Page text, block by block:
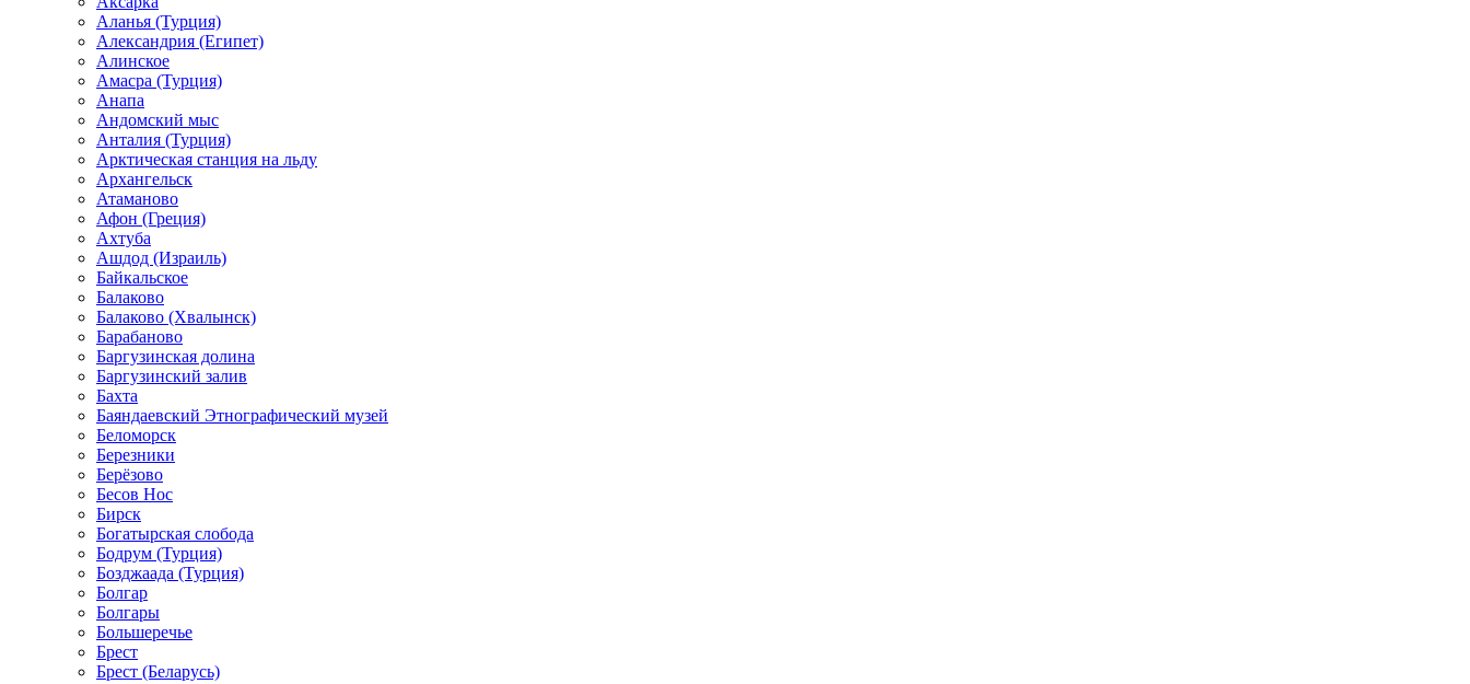
Аланья (Турция)
Александрия (Египет)
Алинское
Амасра (Турция)
Анапа
Андомский мыс
Анталия (Турция)
Арктическая станция на льду
Архангельск
Атаманово
Афон (Греция)
Ахтуба
Ашдод (Израиль)
Байкальское
Балаково
Балаково (Хвалынск)
Барабаново
Баргузинская долина
Баргузинский залив
Бахта
Баяндаевский Этнографический музей
Беломорск
Березники
Берёзово
Бесов Нос
Бирск
Богатырская слобода
Бодрум (Турция)
Бозджаада (Турция)
Болгар
Болгары
Большеречье
Брест
Брест (Беларусь)